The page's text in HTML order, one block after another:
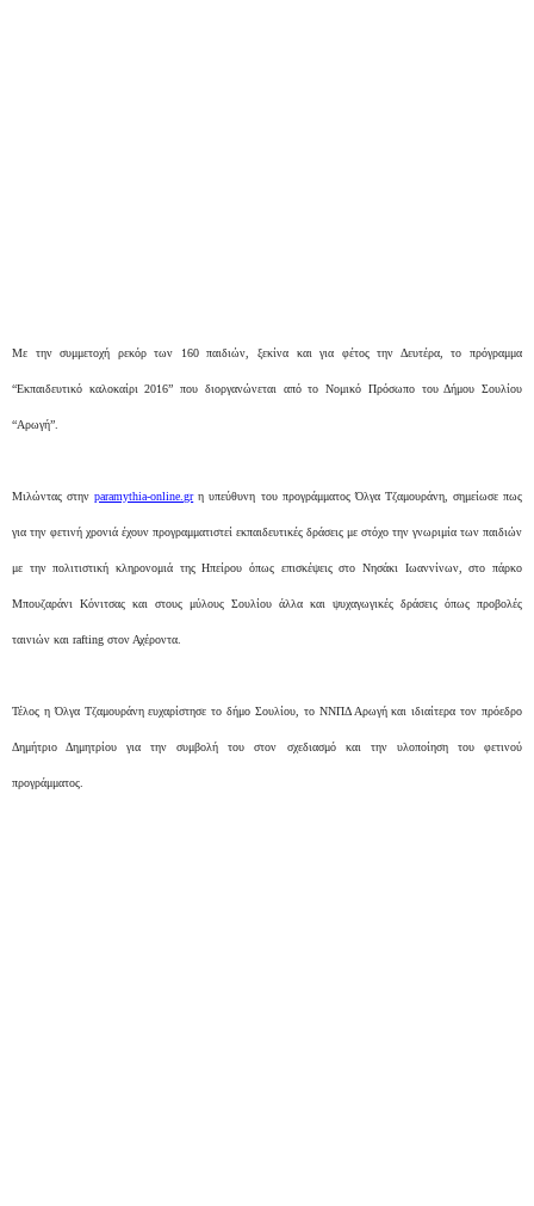
Με την συμμετοχή ρεκόρ των 160 παιδιών, ξεκίνα και για φέτος την Δευτέρα, το πρόγραμμα
“Εκπαιδευτικό καλοκαίρι 2016” που διοργανώνεται από το Νομικό Πρόσωπο του Δήμου Σουλίου
“Αρωγή”.
Μιλώντας στηνparamythia-online.grη υπεύθυνη του προγράμματος Όλγα Τζαμουράνη, σημείωσε πως
για την φετινή χρονιά έχουν προγραμματιστεί εκπαιδευτικές δράσεις με στόχο την γνωριμία των παιδιών
με την πολιτιστική κληρονομιά της Ηπείρου όπως επισκέψεις στο Νησάκι Ιωαννίνων, στο πάρκο
Μπουζαράνι Κόνιτσας και στους μύλους Σουλίου άλλα και ψυχαγωγικές δράσεις όπως προβολές
ταινιών και rafting στον Αχέροντα.
Τέλος η Όλγα Τζαμουράνη ευχαρίστησε το δήμο Σουλίου, το ΝΝΠΔ Αρωγή και ιδιαίτερα τον πρόεδρο
Δημήτριο Δημητρίου για την συμβολή του στον σχεδιασμό και την υλοποίηση του φετινού
προγράμματος.